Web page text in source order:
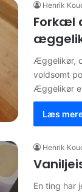
Henrik
Forkæl
Æggelikør,
voldsomt
Æggelikør
Læs
Henrik
En ting har